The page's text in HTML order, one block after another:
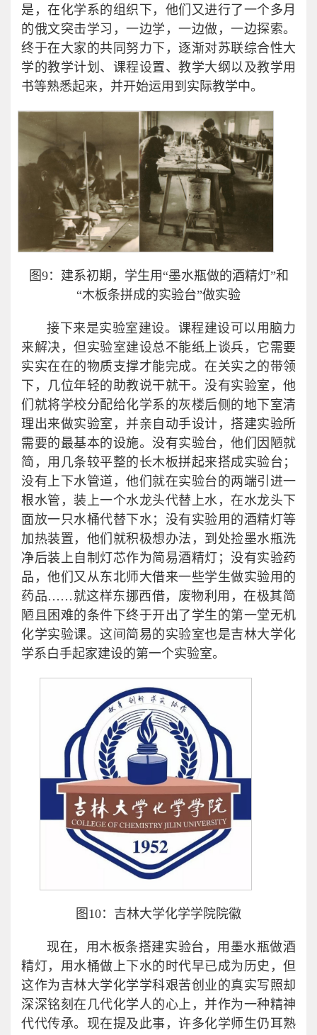
是，在化学系的组织下，他们又进行了一个多月
的俄文突击学习，一边学，一边做，一边探索。
终于在大家的共同努力下，逐渐对苏联综合性大
学的教学计划、课程设置、教学大纲以及教学用
书等熟悉起来，并开始运用到实际教学中。
图9：建系初期，学生用“墨水瓶做的酒精灯”和
“木板条拼成的实验台”做实验
接下来是实验室建设。课程建设可以用脑力
来解决，但实验室建设总不能纸上谈兵，它需要
实实在在的物质支撑才能完成。在关实之的带领
下，几位年轻的助教说干就干。没有实验室，他
们就将学校分配给化学系的灰楼后侧的地下室清
理出来做实验室，并亲自动手设计，搭建实验所
需要的最基本的设施。没有实验台，他们因陋就
简，用几条较平整的长木板拼起来搭成实验台；
没有上下水管道，他们就在实验台的两端引进一
根水管，装上一个水龙头代替上水，在水龙头下
面放一只水桶代替下水；没有实验用的酒精灯等
加热装置，他们就积极想办法，到处捡墨水瓶洗
净后装上自制灯芯作为简易酒精灯；没有实验药
品，他们又从东北师大借来一些学生做实验用的
药品……就这样东挪西借，废物利用，在极其简
陋且困难的条件下终于开出了学生的第一堂无机
化学实验课。这间简易的实验室也是吉林大学化
学系白手起家建设的第一个实验室。
图10：吉林大学化学学院院徽
现在，用木板条搭建实验台，用墨水瓶做酒
精灯，用水桶做上下水的时代早已成为历史，但
这作为吉林大学化学学科艰苦创业的真实写照却
深深铭刻在几代化学人的心上，并作为一种精神
代代传承。现在提及此事，许多化学师生仍耳熟